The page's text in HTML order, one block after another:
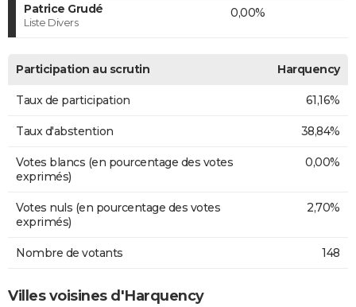
Patrice Grudé
Liste Divers
0,00%
Participation au scrutin Harquency
Taux de participation 61,16%
Taux d'abstention 38,84%
Votes blancs (en pourcentage des votes
exprimés)
0,00%
Votes nuls (en pourcentage des votes
exprimés)
2,70%
Nombre de votants 148
Villes voisines d'Harquency